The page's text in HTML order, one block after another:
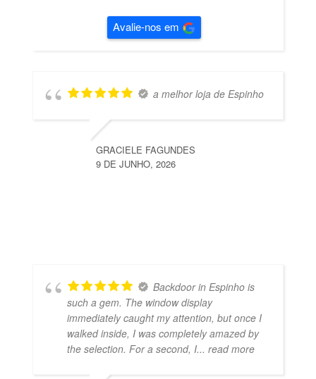
Avalie-nos em
a melhor loja de Espinho
GRACIELE FAGUNDES
9 DE JUNHO, 2026
Backdoor in Espinho is
such a gem. The window display
immediately caught my attention, but once I
walked inside, I was completely amazed by
the selection. For a second, I... read more